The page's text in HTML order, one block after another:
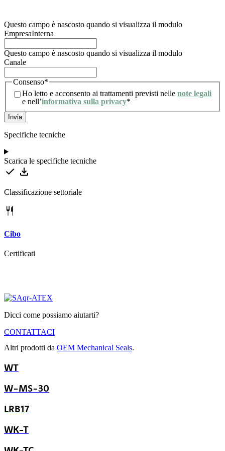
Questo campo è nascosto quando si visualizza il modulo
EmpresaInterna
Questo campo è nascosto quando si visualizza il modulo
Canale
Consenso*
Ho letto e acconsento ai trattamenti previsti nelle note legali
e nell’informativa sulla privacy*
Specifiche tecniche
Scarica le specifiche tecniche
Classificazione settoriale
Cibo
Certificati
Dicci come possiamo aiutarti?
CONTATTACI
Altri prodotti da OEM Mechanical Seals.
WT
W-MS-30
LRB17
WK-T